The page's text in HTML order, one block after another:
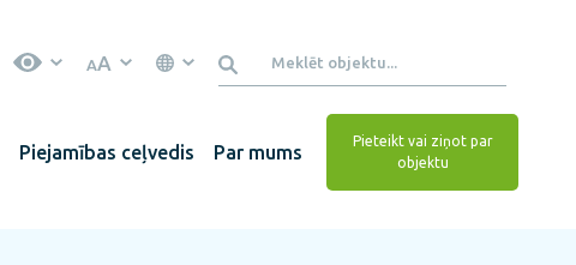
AA
Piejamības ceļvedis Par mums
Pieteikt vai ziņot par
objektu